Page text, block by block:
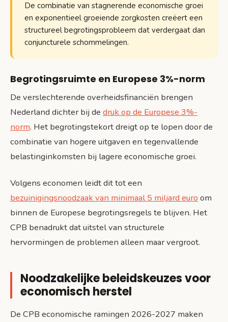
De combinatie van stagnerende economische groei
en exponentieel groeiende zorgkosten creëert een
structureel begrotingsprobleem dat verdergaat dan
conjuncturele schommelingen.
Begrotingsruimte en Europese 3%-norm
De verslechterende overheidsfinanciën brengen
Nederland dichter bij de druk op de Europese 3%-
norm. Het begrotingstekort dreigt op te lopen door de
combinatie van hogere uitgaven en tegenvallende
belastinginkomsten bij lagere economische groei.
Volgens economen leidt dit tot een
bezuinigingsnoodzaak van minimaal 5 miljard euro om
binnen de Europese begrotingsregels te blijven. Het
CPB benadrukt dat uitstel van structurele
hervormingen de problemen alleen maar vergroot.
Noodzakelijke beleidskeuzes voor
economisch herstel
De CPB economische ramingen 2026-2027 maken